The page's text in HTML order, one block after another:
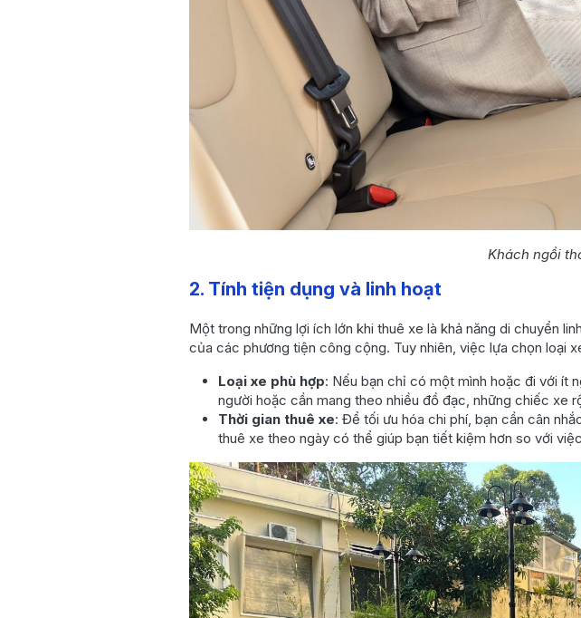
Khách ngồi
2. Tính tiện dụng và linh hoạt
Một trong những lợi ích lớn khi thuê xe là khả năng di chuyển
của các phương tiện công cộng. Tuy nhiên, việc lựa chọn loại
Loại xe phù hợp: Nếu bạn chỉ có một mình hoặc đi với ít
người hoặc cần mang theo nhiều đồ đạc, những chiếc xe
Thời gian thuê xe: Để tối ưu hóa chi phí, bạn cần cân
thuê xe theo ngày có thể giúp bạn tiết kiệm hơn so với